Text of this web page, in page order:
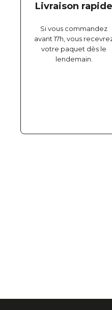
Livraison rapide
Si vous commandez
avant 17h, vous
votre paquet dès le
lendemain.